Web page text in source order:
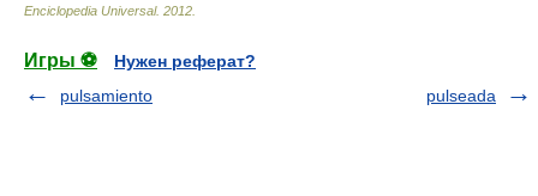
Enciclopedia Universal. 2012
Игры ⚽
Нужен реферат?
pulsamiento
pulseada